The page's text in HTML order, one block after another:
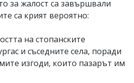
за жалост са завършвали
са крият вероятно:
на стопанските
и съседните села, поради
изгоди, които пазарът им